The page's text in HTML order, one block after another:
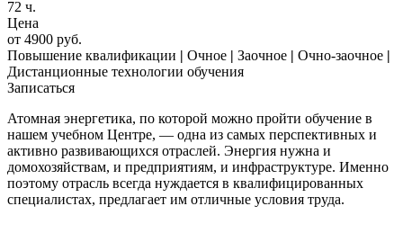
72 ч.
Цена
от 4900 руб.
Повышение квалификации | Очное | Заочное | Очно-заочное |
Дистанционные технологии обучения
Записаться
Атомная энергетика, по которой можно пройти обучение в
нашем учебном Центре, — одна из самых перспективных и
активно развивающихся отраслей. Энергия нужна и
домохозяйствам, и предприятиям, и инфраструктуре. Именно
поэтому отрасль всегда нуждается в квалифицированных
специалистах, предлагает им отличные условия труда.